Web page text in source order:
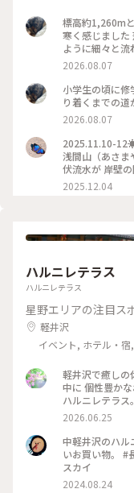
標高約1,260m
寒く感じました 落差約3m幅約70m意外と低い 岩肌を糸が這う
ように細々と
2026.08.07
小学生の頃に
り着くまでの
2026.08.07
2025.11.10-
浅間山（あさ
伏流水が 岸壁
量は常に変わ
ぷ軽井沢 #秋の
2025.12.04
ハルニレテラス
ハルニレテラス
星野エリアの注目ス
軽井沢
イベント, ホテル・
軽井沢で癒し
中に 個性豊か
ハルニレテラス
材で100色に染
改めて晴れて良
でしたが多くの
ゃうの？） #ひ
2026.06.25
中軽井沢のハルニレテラス。 素敵
いお買い物。 #長野県#中軽井沢#ハルニレテラス#アンブレラ
スカイ
2024.08.24